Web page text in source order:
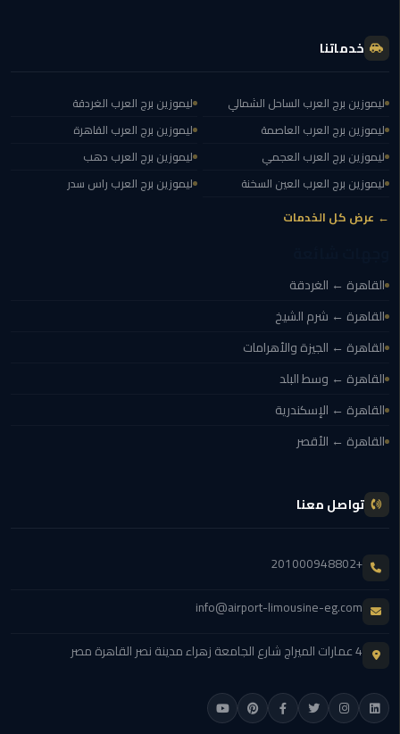
الخط
الساخن
تاكسى
مصر
خدمة
في
مصر
ليموزين
اون
ليموزين
ليموزين
ليموزين
التجمع
ليموزين
خدماتنا
ليموزين برج العرب الساحل الشمالي
ليموزين برج العرب العاصمة
ليموزين برج العرب العجمي
ليموزين برج العرب العين السخنة
ليموزين برج العرب الغردقة
ليموزين برج العرب القاهرة
ليموزين برج العرب دهب
ليموزين برج العرب راس سدر
← عرض كل الخدمات
القاهرة ← الغردقة
القاهرة ← شرم الشيخ
القاهرة ← الجيزة والأهرامات
القاهرة ← وسط البلد
القاهرة ← الإسكندرية
القاهرة ← الأقصر
تواصل معنا
+201000948802
info@airport-limousine-eg.com
4 عمارات الميراج شارع الجامعة زهراء مدينة نصر القاهرة مصر